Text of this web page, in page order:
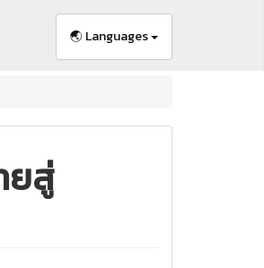
🌏 Languages
ยสู่